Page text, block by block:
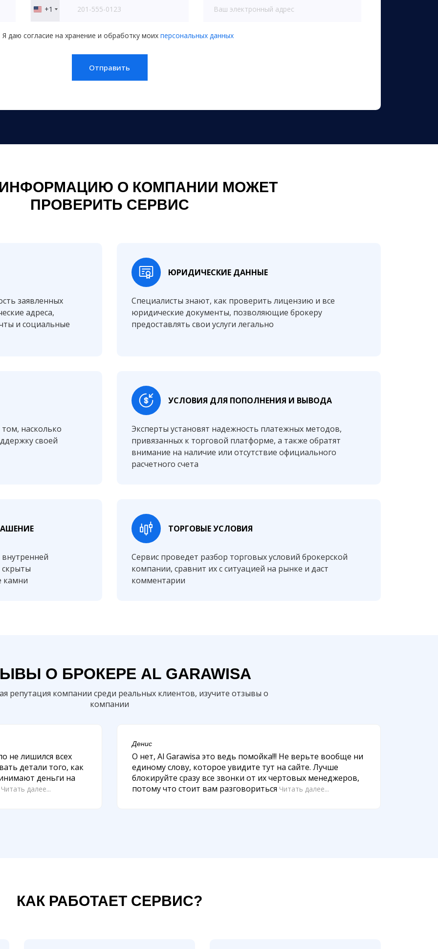
United
+1
+1
Я даю согласие на хранение и обработку моих персональных данных
Отправить
О КОМПАНИИ МОЖЕТ
ПРОВЕРИТЬ СЕРВИС
заявленных
адреса,
и социальные
ЮРИДИЧЕСКИЕ ДАННЫЕ
Специалисты знают, как проверить лицензию и все
юридические документы, позволяющие брокеру
предоставлять свои услуги легально
насколько
своей
УСЛОВИЯ ДЛЯ ПОПОЛНЕНИЯ И ВЫВОДА
Эксперты установят надежность платежных методов,
привязанных к торговой платформе, а также обратят
внимание на наличие или отсутствие официального
расчетного счета
камни
ТОРГОВЫЕ УСЛОВИЯ
Сервис проведет разбор торговых условий брокерской
компании, сравнит их с ситуацией на рынке и даст
комментарии
О БРОКЕРЕ AL GARAWISA
репутация компании среди реальных клиентов, изучите отзывы о
компании
не лишился всех
детали того, как
деньги на
Читать далее...
Денис
О нет, Al Garawisa это ведь помойка!!! Не верьте вообще ни
единому слову, которое увидите тут на сайте. Лучше
блокируйте сразу все звонки от их чертовых менеджеров,
потому что стоит вам разговориться Читать далее...
КАК РАБОТАЕТ СЕРВИС?